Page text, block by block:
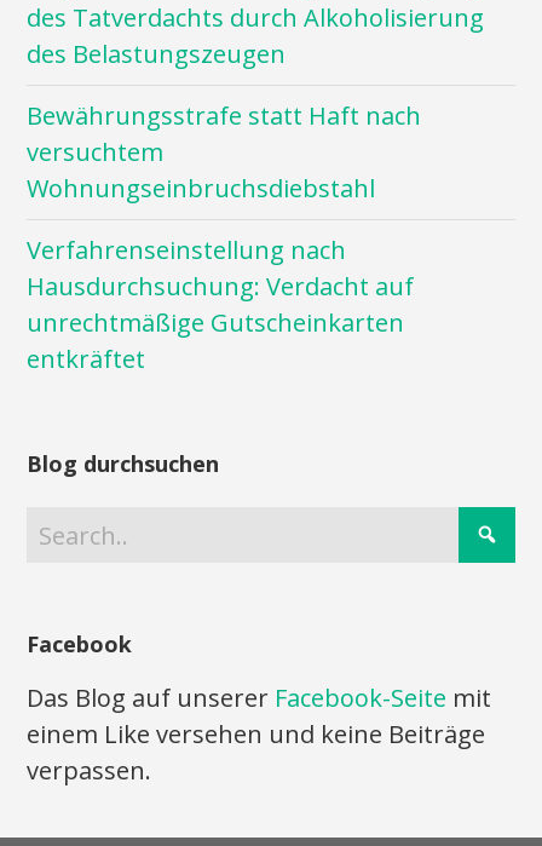
des Tatverdachts durch Alkoholisierung
des Belastungszeugen
Bewährungsstrafe statt Haft nach
versuchtem
Wohnungseinbruchsdiebstahl
Verfahrenseinstellung nach
Hausdurchsuchung: Verdacht auf
unrechtmäßige Gutscheinkarten
entkräftet
Blog durchsuchen
Facebook
Das Blog auf unserer Facebook-Seite mit
einem Like versehen und keine Beiträge
verpassen.